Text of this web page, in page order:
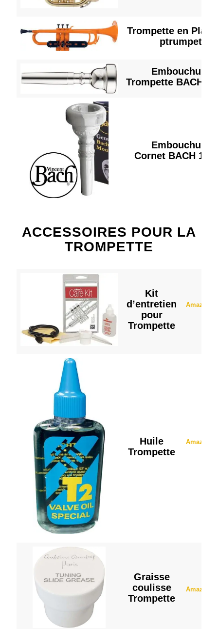
Trompette en
ptrumpet
Embouchure
Trompette BACH 1
Embouchure
Cornet BACH 1 1/
ACCESSOIRES POUR LA
TROMPETTE
Kit
d’entretien
pour
Trompette
Amazon
Huile
Trompette
Amazon
Graisse
coulisse
Trompette
Amazon